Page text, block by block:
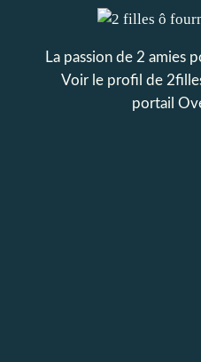
La passion de 2 amies
Voir le profil de
portail